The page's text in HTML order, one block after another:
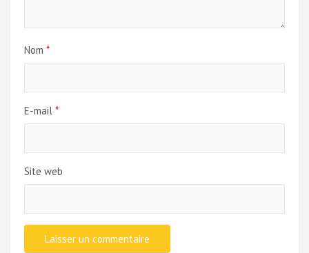
Nom *
E-mail *
Site web